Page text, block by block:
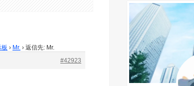
板 › Mr. › 返信先: Mr.
#42923